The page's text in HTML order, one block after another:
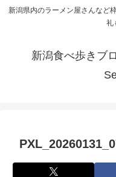
新潟県内のラーメン屋さんなど
礼
新潟食べ歩きブ